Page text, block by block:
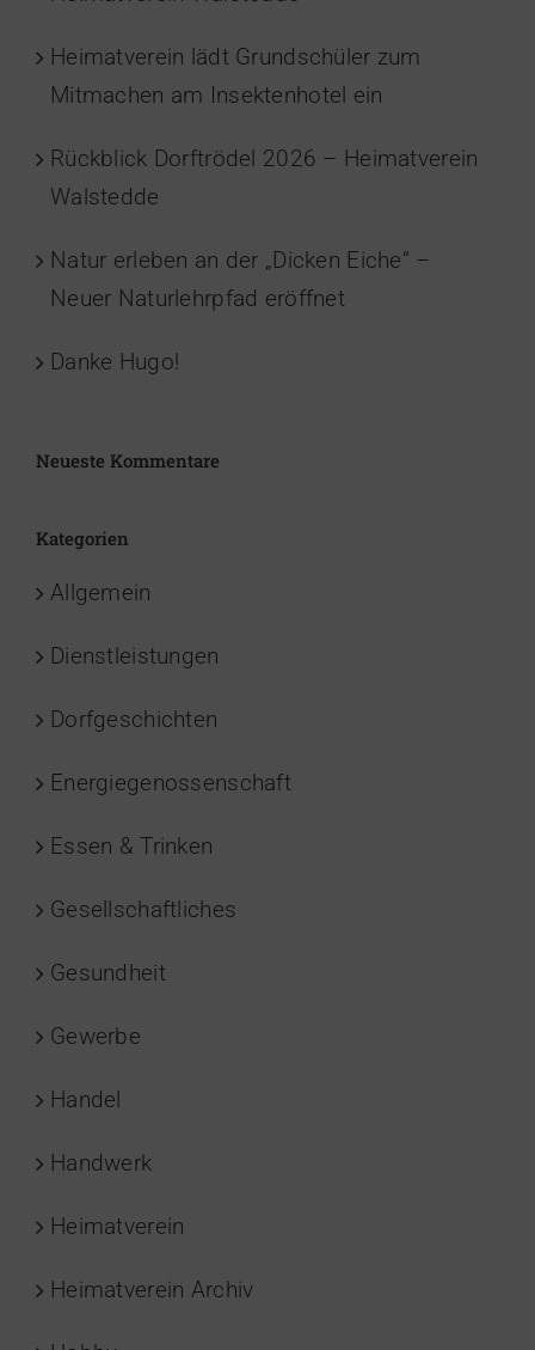
Heimatverein lädt Grundschüler zum
Mitmachen am Insektenhotel ein
Rückblick Dorftrödel 2026 – Heimatverein
Walstedde
Natur erleben an der „Dicken Eiche“ –
Neuer Naturlehrpfad eröffnet
Danke Hugo!
Neueste Kommentare
Kategorien
Allgemein
Dienstleistungen
Dorfgeschichten
Energiegenossenschaft
Essen & Trinken
Gesellschaftliches
Gesundheit
Gewerbe
Handel
Handwerk
Heimatverein
Heimatverein Archiv